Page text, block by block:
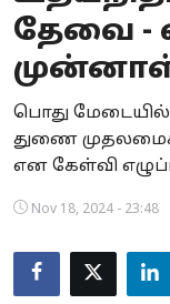
Business
Crime
Tamilnadu
Astrology
தேவை -
பொது மேடையில்
துணை
என கேள்வி
Nov 18, 2024 - 23:48